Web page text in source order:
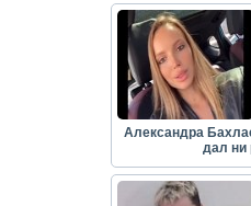
Александра
дал ни